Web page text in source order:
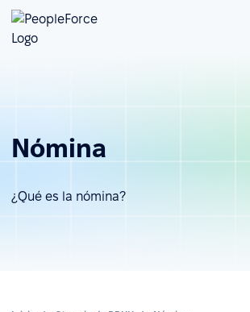
Nómina
¿Qué es la nómina?